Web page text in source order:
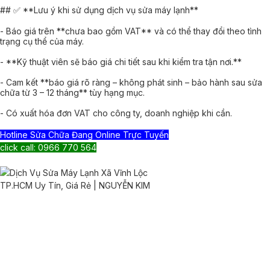
## ✅ **Lưu ý khi sử dụng dịch vụ sửa máy lạnh**
- Báo giá trên **chưa bao gồm VAT** và có thể thay đổi theo tình
trạng cụ thể của máy.
- **Kỹ thuật viên sẽ báo giá chi tiết sau khi kiểm tra tận nơi.**
- Cam kết **báo giá rõ ràng – không phát sinh – bảo hành sau sửa
chữa từ 3 – 12 tháng** tùy hạng mục.
- Có xuất hóa đơn VAT cho công ty, doanh nghiệp khi cần.
Hotline Sửa Chữa Đang Online Trực Tuyến
click call: 0966 770 564